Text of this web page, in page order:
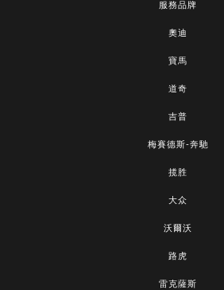
服務品牌
奧迪
寶馬
道奇
吉普
梅賽德斯-奔馳
揽胜
大众
沃爾沃
路虎
雷克薩斯